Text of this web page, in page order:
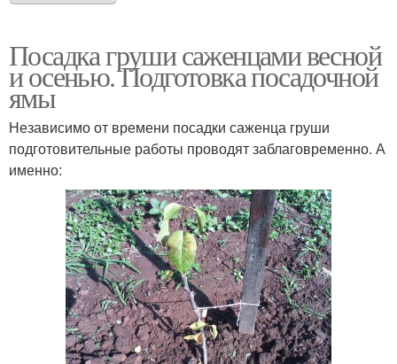
Посадка груши саженцами весной
и осенью. Подготовка посадочной
ямы
Независимо от времени посадки саженца груши
подготовительные работы проводят заблаговременно. А
именно: